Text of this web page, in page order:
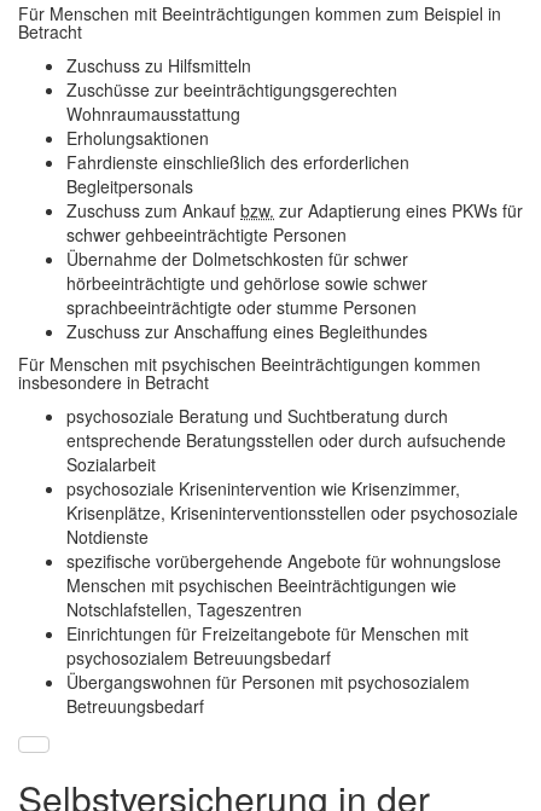
Für Menschen mit Beeinträchtigungen kommen zum Beispiel in
Betracht
Zuschuss zu Hilfsmitteln
Zuschüsse zur beeinträchtigungsgerechten
Wohnraumausstattung
Erholungsaktionen
Fahrdienste einschließlich des erforderlichen
Begleitpersonals
Zuschuss zum Ankauf bzw. zur Adaptierung eines PKWs für
schwer gehbeeinträchtigte Personen
Übernahme der Dolmetschkosten für schwer
hörbeeinträchtigte und gehörlose sowie schwer
sprachbeeinträchtigte oder stumme Personen
Zuschuss zur Anschaffung eines Begleithundes
Für Menschen mit psychischen Beeinträchtigungen kommen
insbesondere in Betracht
psychosoziale Beratung und Suchtberatung durch
entsprechende Beratungsstellen oder durch aufsuchende
Sozialarbeit
psychosoziale Krisenintervention wie Krisenzimmer,
Krisenplätze, Kriseninterventionsstellen oder psychosoziale
Notdienste
spezifische vorübergehende Angebote für wohnungslose
Menschen mit psychischen Beeinträchtigungen wie
Notschlafstellen, Tageszentren
Einrichtungen für Freizeitangebote für Menschen mit
psychosozialem Betreuungsbedarf
Übergangswohnen für Personen mit psychosozialem
Betreuungsbedarf
Selbstversicherung in der